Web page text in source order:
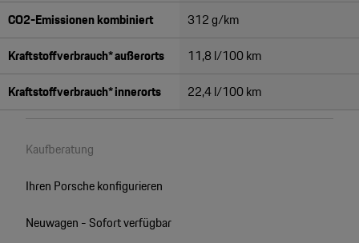
CO2-Emissionen kombiniert
312 g/km
Kraftstoffverbrauch* außerorts
11,8 l/100 km
Kraftstoffverbrauch* innerorts
22,4 l/100 km
Kaufberatung
Ihren Porsche konfigurieren
Neuwagen - Sofort verfügbar